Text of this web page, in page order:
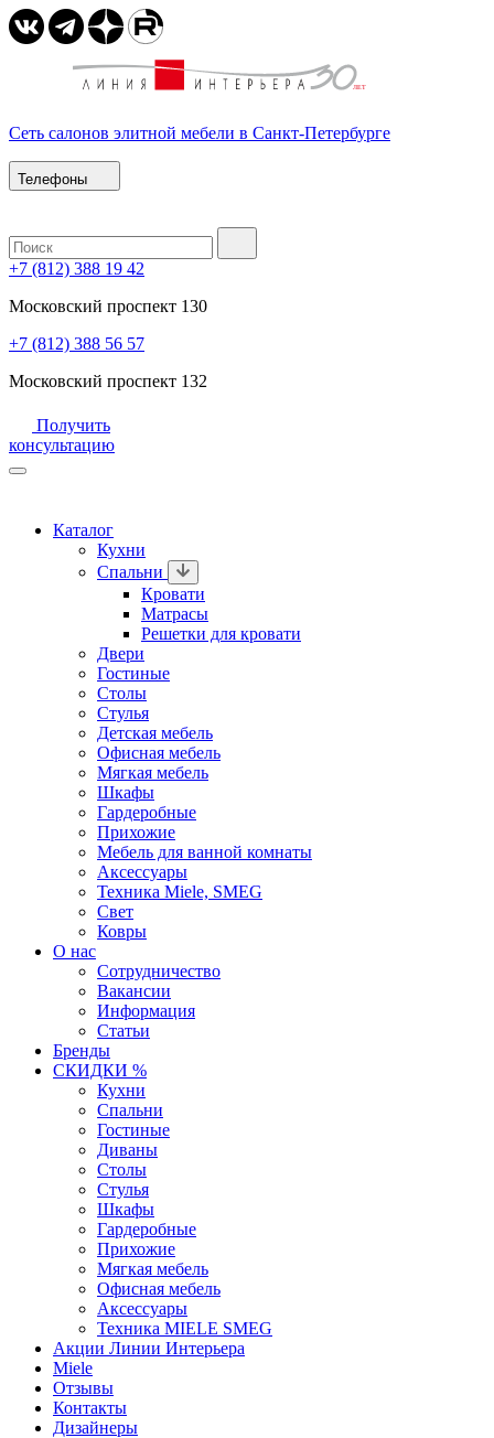
Сеть салонов элитной мебели в Санкт-Петербурге
Телефоны
+7 (812) 388 19 42
Московский проспект 130
+7 (812) 388 56 57
Московский проспект 132
Получить
консультацию
Каталог
Кухни
Спальни
Кровати
Матрасы
Решетки для кровати
Двери
Гостиные
Столы
Стулья
Детская мебель
Офисная мебель
Мягкая мебель
Шкафы
Гардеробные
Прихожие
Мебель для ванной комнаты
Аксессуары
Техника Miele, SMEG
Свет
Ковры
О нас
Сотрудничество
Вакансии
Информация
Статьи
Бренды
СКИДКИ %
Кухни
Спальни
Гостиные
Диваны
Столы
Стулья
Шкафы
Гардеробные
Прихожие
Мягкая мебель
Офисная мебель
Аксессуары
Техника MIELE SMEG
Акции Линии Интерьера
Miele
Отзывы
Контакты
Дизайнеры